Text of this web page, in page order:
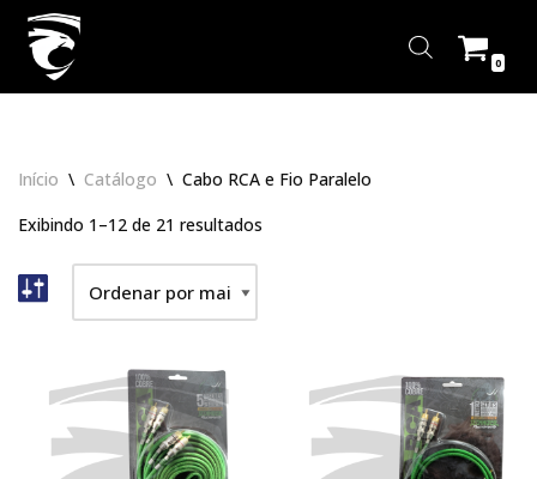
Pular
para
0
Início \ Catálogo \ Cabo RCA e Fio Paralelo
Exibindo 1–12 de 21 resultados